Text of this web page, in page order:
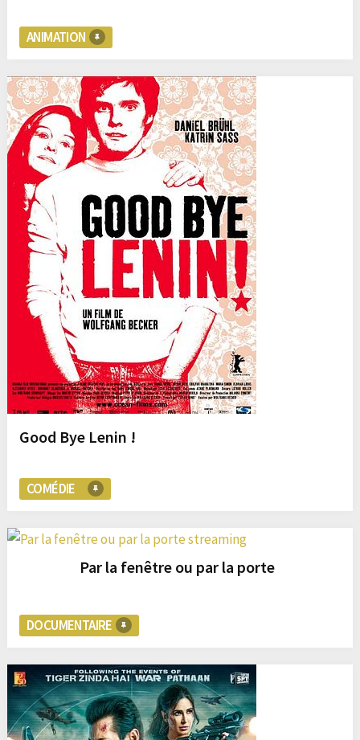
ANIMATION
Good Bye Lenin !
COMÉDIE
Par la fenêtre ou par la porte
DOCUMENTAIRE